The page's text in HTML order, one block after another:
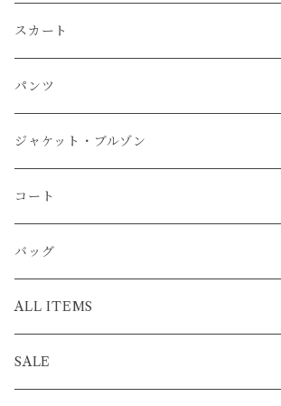
スカート
パンツ
ジャケット・ブルゾン
コート
バッグ
ALL ITEMS
SALE